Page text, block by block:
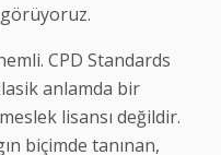
CPD Standards
anlamda bir
lisansı değildir.
biçimde tanınan,